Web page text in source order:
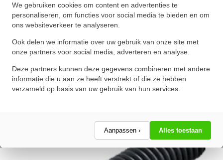
We gebruiken cookies om content en advertenties te
personaliseren, om functies voor social media te bieden en om
ons websiteverkeer te analyseren.
Ook delen we informatie over uw gebruik van onze site met
onze partners voor social media, adverteren en analyse.
Deze partners kunnen deze gegevens combineren met andere
informatie die u aan ze heeft verstrekt of die ze hebben
verzameld op basis van uw gebruik van hun services.
Aanpassen › Alles toestaan
Zeskanttapbout Deeldraad DIN
931 M14x220mm 10.9
Onbehandeld
Schrijf een review!